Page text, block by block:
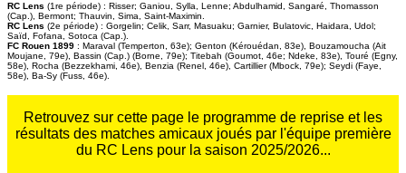
Retrouvez sur cette page le programme de reprise et les
résultats des matches amicaux joués par l'équipe première
du RC Lens pour la saison 2025/2026...
RC Lens (1re période) : Risser; Ganiou, Sylla, Lenne; Abdulhamid, Sangaré, Thomasson
(Cap.), Bermont; Thauvin, Sima, Saint-Maximin.
RC Lens (2e période) : Gorgelin; Celik, Sarr, Masuaku; Garnier, Bulatovic, Haidara, Udol;
Saïd, Fofana, Sotoca (Cap.).
FC Rouen 1899 : Maraval (Temperton, 63e); Genton (Kérouédan, 83e), Bouzamoucha (Ait
Moujane, 79e), Bassin (Cap.) (Borne, 79e); Titebah (Goumot, 46e; Ndeke, 83e), Touré (Egny,
58e), Rocha (Bezzekhami, 46e), Benzia (Renel, 46e), Cartillier (Mbock, 79e); Seydi (Faye,
58e), Ba-Sy (Fuss, 46e).